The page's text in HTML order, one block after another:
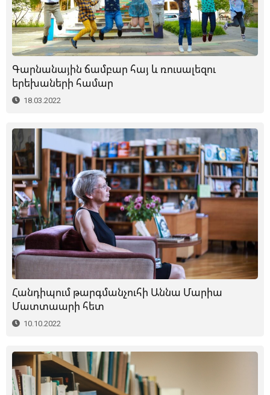
Գարնանային ճամբար հայ և ռուսալեզու
երեխաների համար
18.03.2022
Հանդիպում թարգմանչուհի Աննա Մարիա
Մատտաարի հետ
10.10.2022